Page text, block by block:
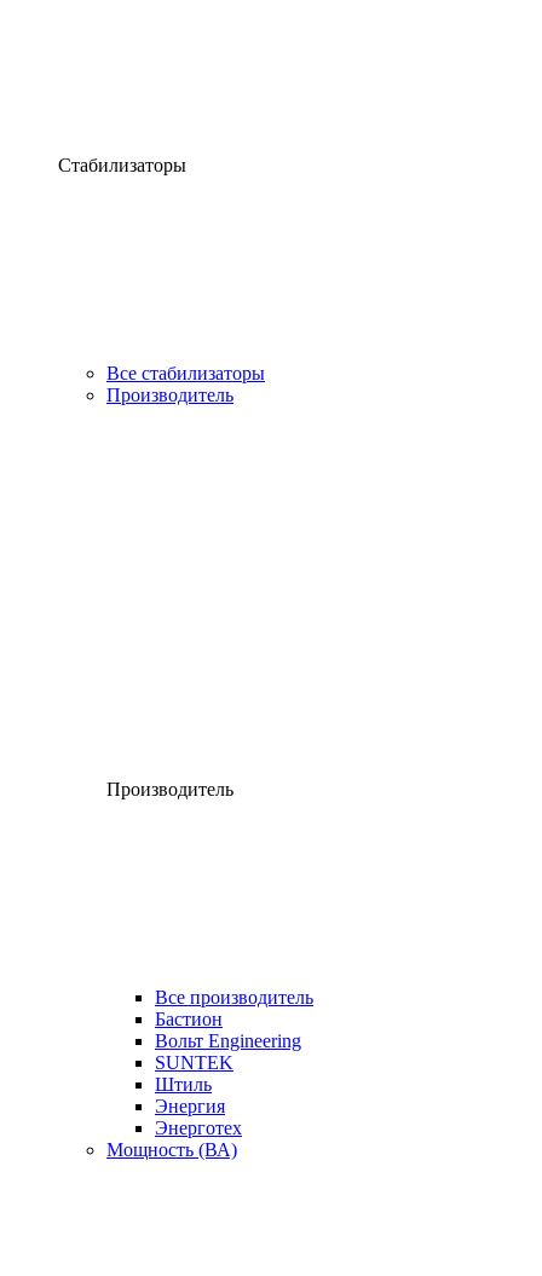
Стабилизаторы
Все стабилизаторы
Производитель
Производитель
Все производитель
Бастион
Вольт Engineering
SUNTEK
Штиль
Энергия
Энерготех
Мощность (ВА)